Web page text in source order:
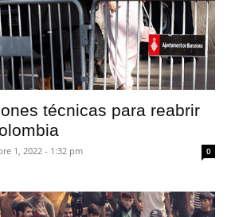
técnicas para reabrir
1, 2022 - 1:32 pm 0